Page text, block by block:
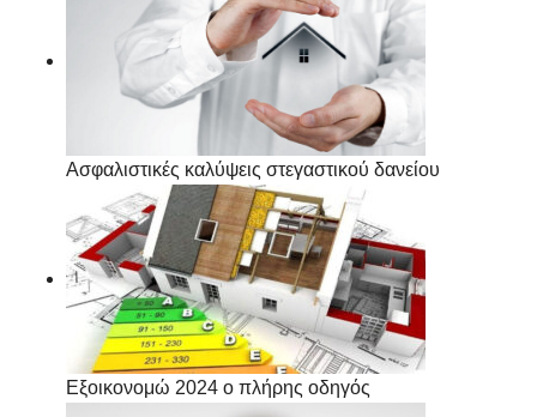
Ασφαλιστικές καλύψεις στεγαστικού δανείου
Εξοικονομώ 2024 ο πλήρης οδηγός